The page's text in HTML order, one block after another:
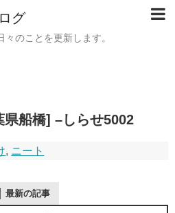
グ
のことを更新します。
船橋] –しらせ5002
, ニート
最新の記事